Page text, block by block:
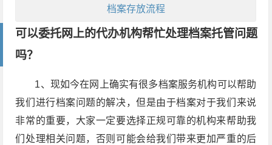
档案存放流程
可以委托网上的代办机构帮忙处理档案托管问题
吗？
1、现如今在网上确实有很多档案服务机构可以帮助
我们进行档案问题的解决，但是由于档案对于我们来说
非常的重要，大家一定要选择正规可靠的机构来帮助我
们处理相关问题，否则可能会给我们带来更加严重的后